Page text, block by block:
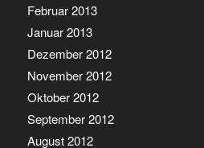
Februar 2013
Januar 2013
Dezember 2012
November 2012
Oktober 2012
September 2012
August 2012